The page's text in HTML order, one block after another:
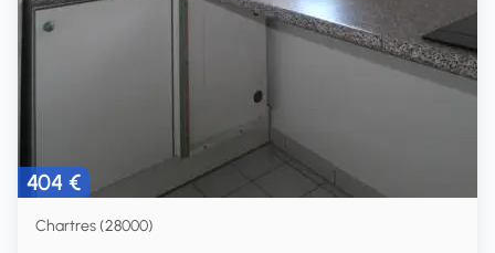
404 €
Chartres (28000)